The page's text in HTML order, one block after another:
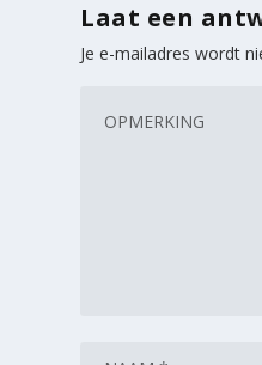
Laat een
Je e-mailadres wordt